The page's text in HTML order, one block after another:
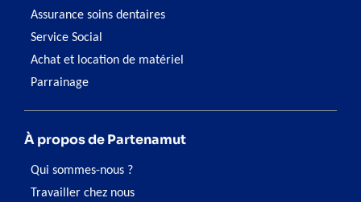
Assurance soins dentaires
Service Social
Achat et location de matériel
Parrainage
À propos de Partenamut
Qui sommes-nous ?
Travailler chez nous